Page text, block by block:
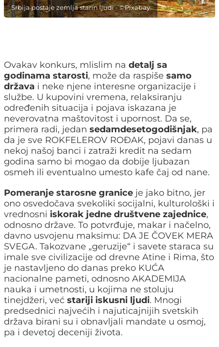
Srbija postaje zemlja starin ljudi - ©Pixabay
Ovakav konkurs, mlislim na detalj sa
godinama starosti, može da raspiše samo
država i neke njene interesne organizacije i
službe. U kupovini vremena, relaksiranju
određenih situacija i pojava iskazana je
neverovatna maštovitost i upornost. Da se,
primera radi, jedan sedamdesetogodišnjak, pa
da je sve ROKFELEROV ROĐAK, pojavi danas u
nekoj našoj banci i zatraži kredit na sedam
godina samo bi mogao da dobije ljubazan
osmeh ili eventualno umesto kafe čaj od nane.
Pomeranje starosne granice je jako bitno, jer
ono osvedočava svekoliki socijalni, kulturološki i
vrednosni iskorak jedne društvene zajednice,
odnosno države. To potvrđuje, makar i načelno,
davno usvojenu maksimu: DA JE ČOVEK MERA
SVEGA. Takozvane „geruzije“ i savete staraca su
imale sve civilizacije od drevne Atine i Rima, što
je nastavljeno do danas preko KUĆA
nacionalne pameti, odnosno AKADEMIJA
nauka i umetnosti, u kojima ne stoluju
tinejdžeri, već stariji iskusni ljudi. Mnogi
predsednici najvećih i najuticajnijih svetskih
država birani su i obnavljali mandate u osmoj,
pa i devetoj deceniji života.